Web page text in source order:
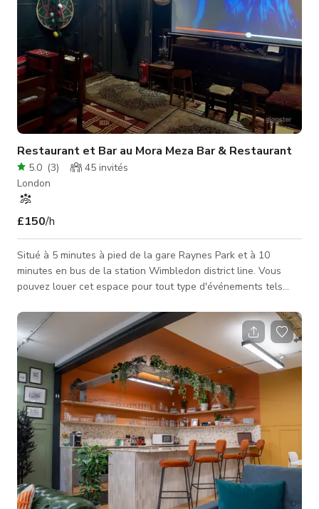
Restaurant et Bar au Mora Meza Bar & Restaurant
5.0 (3) 45 invités
London
£150/h
Situé à 5 minutes à pied de la gare Raynes Park et à 10
minutes en bus de la station Wimbledon district line. Vous
pouvez louer cet espace pour tout type d'événements tels
photo et tournages. Veuillez contacter l'hôte pour un tarif
personnalisé.